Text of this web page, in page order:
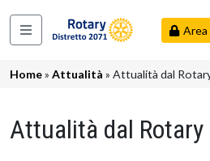
Area
Navigazione
Briciole di pane
Home Attualità Attualità dal
Attualità dal